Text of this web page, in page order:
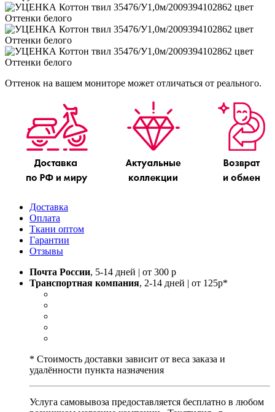
Оттенок на вашем мониторе может отличаться от реального.
Доставка
Оплата
Ткани оптом
Гарантии
Отзывы
Почта России, 5-14 дней | от 300 р
Транспортная компания, 2-14 дней | от 125р*
* Стоимость доставки зависит от веса заказа и
удалённости пункта назначения
Услуга самовывоза предоставляется бесплатно в любом